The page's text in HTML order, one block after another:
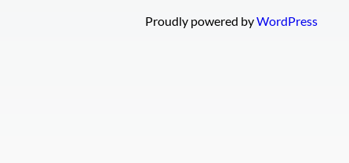
Proudly powered byWordPress